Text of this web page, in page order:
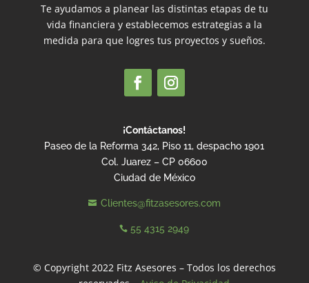
Te ayudamos a planear las distintas etapas de tu
vida financiera y establecemos estrategias a la
medida para que logres tus proyectos y sueños.
¡Contáctanos!
Paseo de la Reforma 342, Piso 11, despacho 1901
Col. Juarez – CP 06600
Ciudad de México
 Clientes@fitzasesores.com
 55 4315 2949
© Copyright 2022 Fitz Asesores – Todos los derechos